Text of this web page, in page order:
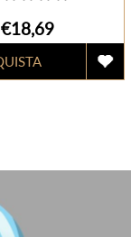
€18,69